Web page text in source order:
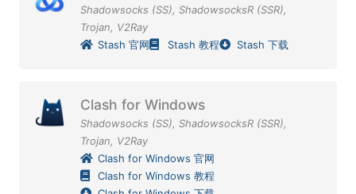
Shadowsocks (SS), ShadowsocksR (SSR),
Trojan, V2Ray
Stash 官网
Stash 教程 Stash 下载
Clash for Windows
Shadowsocks (SS), ShadowsocksR (SSR),
Trojan, V2Ray
Clash for Windows 官网
Clash for Windows 教程